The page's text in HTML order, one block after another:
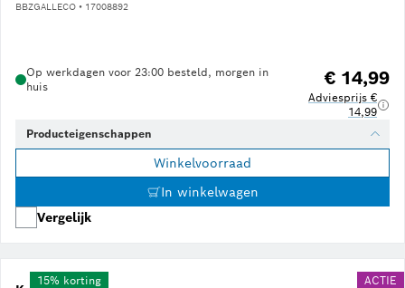
BBZGALLECO • 17008892
Op werkdagen voor 23:00 besteld, morgen in
huis
€ 14,99
Adviesprijs €
14,99
Producteigenschappen
Winkelvoorraad
In winkelwagen
Vergelijk
15% korting ACTIE